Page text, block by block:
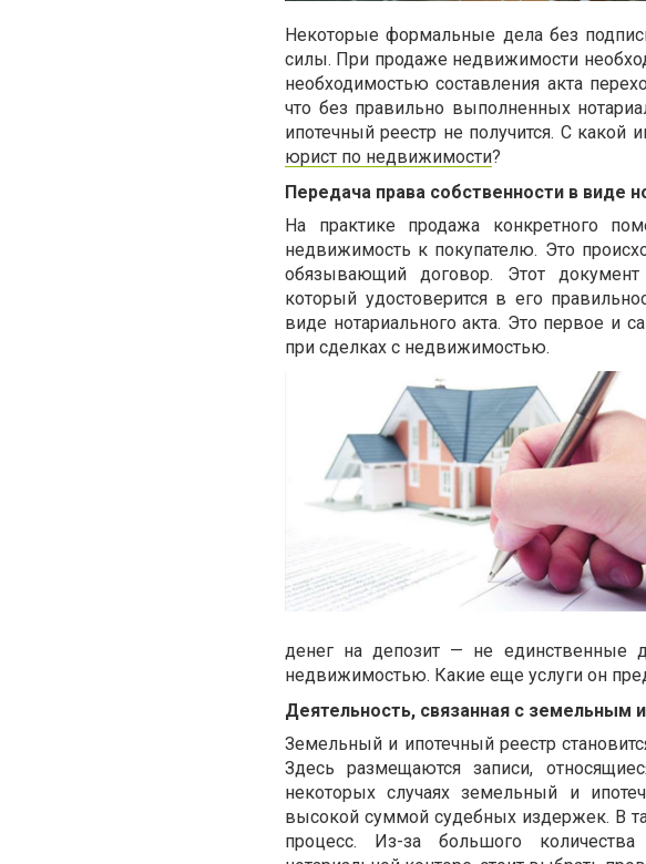
Некоторые формальные дела без
силы. При продаже недвижимости
необходимостью составления акта
что без правильно выполненных
ипотечный реестр не получится. С
юрист по недвижимости?
Передача права собственности в виде
На практике продажа конкретного
недвижимость к покупателю. Это
обязывающий договор. Этот
который удостоверится в его
виде нотариального акта. Это первое и
при сделках с недвижимостью.
денег на депозит — не единственные
недвижимостью. Какие еще услуги он
Деятельность, связанная с земельным
Земельный и ипотечный реестр
Здесь размещаются записи,
некоторых случаях земельный и
высокой суммой судебных издержек. В
процесс. Из-за большого